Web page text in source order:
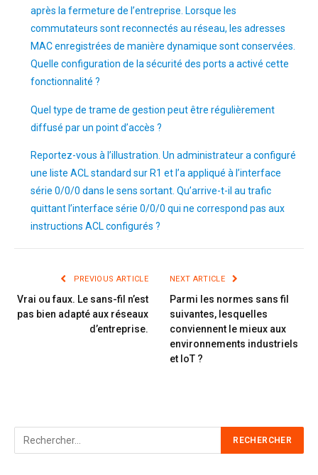
après la fermeture de l’entreprise. Lorsque les
commutateurs sont reconnectés au réseau, les adresses
MAC enregistrées de manière dynamique sont conservées.
Quelle configuration de la sécurité des ports a activé cette
fonctionnalité ?
Quel type de trame de gestion peut être régulièrement
diffusé par un point d’accès ?
Reportez-vous à l’illustration. Un administrateur a configuré
une liste ACL standard sur R1 et l’a appliqué à l’interface
série 0/0/0 dans le sens sortant. Qu’arrive-t-il au trafic
quittant l’interface série 0/0/0 qui ne correspond pas aux
instructions ACL configurés ?
PREVIOUS ARTICLE
Vrai ou faux. Le sans-fil n’est
pas bien adapté aux réseaux
d’entreprise.
NEXT ARTICLE
Parmi les normes sans fil
suivantes, lesquelles
conviennent le mieux aux
environnements industriels
et IoT ?